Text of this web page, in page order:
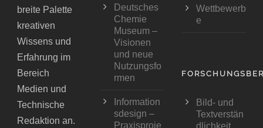
breite Palette
kreativen
Wissens und
Erfahrung im
Bereich
Medien und
Technische
Redaktion an.
Deutsches
Chemie
Museum –
Visionen
und neue
Nutzungsfo
rmen
Information
sdesign –
Praxisproje
Wettbewerb
e
Bild- und
Textverstän